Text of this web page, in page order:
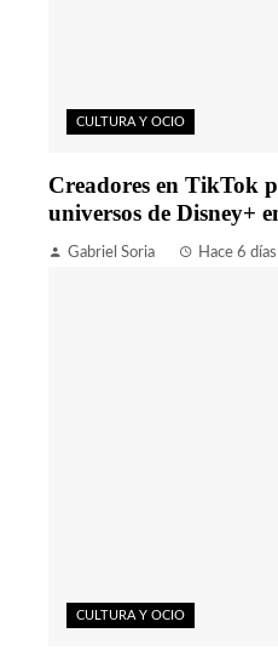
CULTURA Y OCIO
Creadores en TikTok
universos de Disney+
Gabriel Soria Hace 6 días
CULTURA Y OCIO